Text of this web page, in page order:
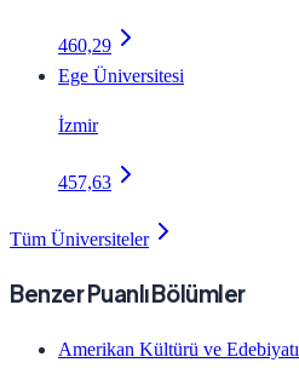
460,29
Ege Üniversitesi
İzmir
457,63
Tüm Üniversiteler
Benzer Puanlı Bölümler
Amerikan Kültürü ve Edebiyatı